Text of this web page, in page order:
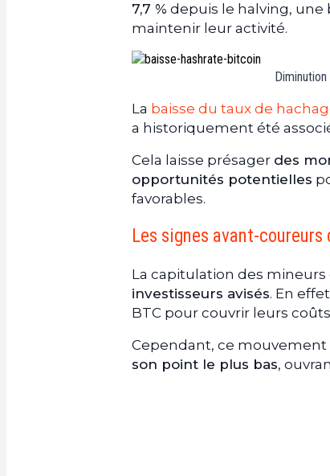
7,7 % depuis le halving, une
maintenir leur activité.
La baisse du taux de
a historiquement été
Cela laisse présager des
opportunités potentielles
favorables.
Les signes avant-
La capitulation des
investisseurs avisés. En
BTC pour couvrir leurs
Cependant, ce
son point le plus bas,